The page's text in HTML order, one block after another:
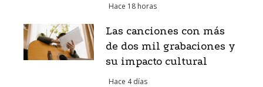
Hace 18 horas
Las canciones con más
de dos mil grabaciones y
su impacto cultural
Hace 4 días